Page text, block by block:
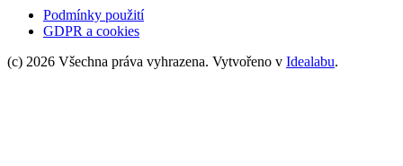
Podmínky použití
GDPR a cookies
(c) 2026 Všechna práva vyhrazena. Vytvořeno v Idealabu.